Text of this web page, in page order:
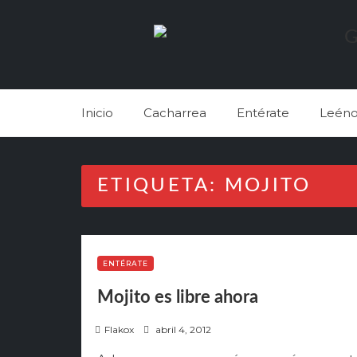
Inicio Cacharrea Entérate
ETIQUETA: MOJITO
ENTÉRATE
Mojito es libre ahora
Flakox abril 4, 2012